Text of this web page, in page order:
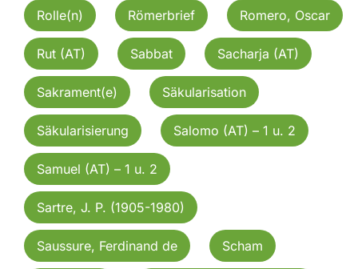
Rolle(n) Römerbrief Romero, Oscar
Rut (AT) Sabbat Sacharja (AT)
Sakrament(e) Säkularisation
Säkularisierung Salomo (AT) – 1 u. 2
Samuel (AT) – 1 u. 2
Sartre, J. P. (1905-1980)
Saussure, Ferdinand de Scham